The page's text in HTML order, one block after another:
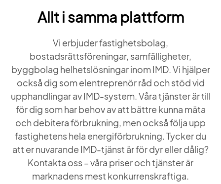
Allt i samma plattform
Vi erbjuder fastighetsbolag,
bostadsrättsföreningar, samfälligheter,
byggbolag helhetslösningar inom IMD. Vi hjälper
också dig som elentreprenör råd och stöd vid
upphandlingar av IMD-system. Våra tjänster är till
för dig som har behov av att bättre kunna mäta
och debitera förbrukning, men också följa upp
fastighetens hela energiförbrukning. Tycker du
att er nuvarande IMD-tjänst är för dyr eller dålig?
Kontakta oss – våra priser och tjänster är
marknadens mest konkurrenskraftiga.